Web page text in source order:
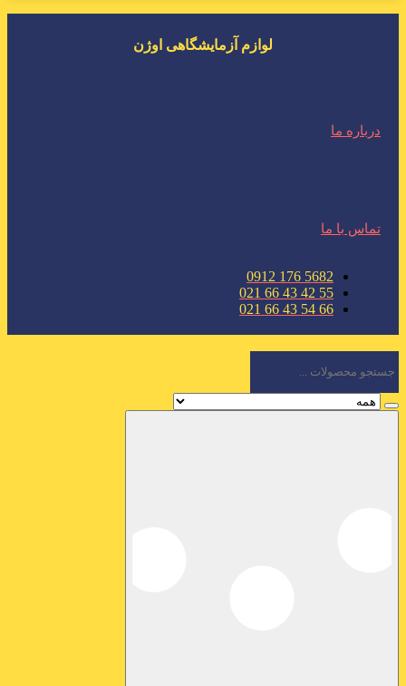
لوازم آزمایشگاهی اوژن
درباره ما
تماس با ما
5682 176 0912
55 42 43 66 021
66 54 43 66 021